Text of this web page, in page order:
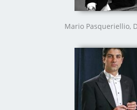
Mario Pasqueriellio,